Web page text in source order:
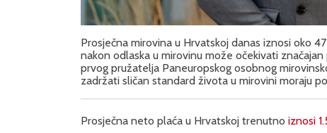
Prosječna mirovina u Hrvatskoj danas iznosi oko
nakon odlaska u mirovinu može očekivati
prvog pružatelja Paneuropskog osobnog
zadržati sličan standard života u mirovini moraju
Prosječna neto plaća u Hrvatskoj trenutno iznosi